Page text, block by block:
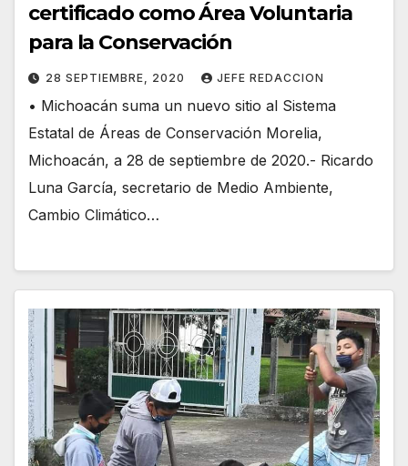
certificado como Área Voluntaria
para la Conservación
28 SEPTIEMBRE, 2020 JEFE REDACCION
• Michoacán suma un nuevo sitio al Sistema
Estatal de Áreas de Conservación Morelia,
Michoacán, a 28 de septiembre de 2020.- Ricardo
Luna García, secretario de Medio Ambiente,
Cambio Climático…